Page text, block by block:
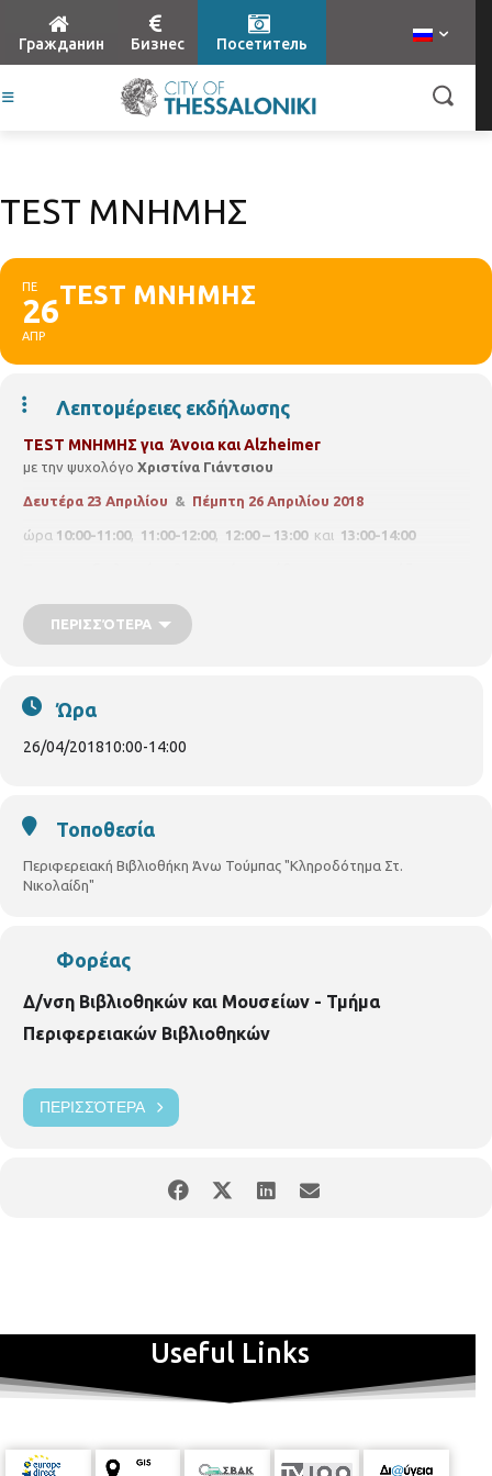
Гражданин Бизнес Посетитель
TEST ΜΝΗΜΗΣ
ΠΕ
26
ΑΠΡ
TEST ΜΝΗΜΗΣ
Λεπτομέρειες εκδήλωσης
TEST ΜΝΗΜΗΣ για Άνοια καιAlzheimer
με την ψυχολόγο Χριστίνα Γιάντσιου
Δευτέρα 23 Απριλίου & Πέμπτη 26 Απριλίου 2018
ώρα 10:00-11:00, 11:00-12:00, 12:00 – 13:00 και 13:00-14:00
συλλογιστική διαδικασία.
Για ενήλικεςάνω των 50 ετών
Λαμπράκη 187,
ΠΕΡΙΣΣΌΤΕΡΑ
Ώρα
26/04/201810:00-14:00
Τοποθεσία
Περιφερειακή Βιβλιοθήκη Άνω Τούμπας "Κληροδότημα Στ.
Νικολαίδη"
Φορέας
Δ/νση Βιβλιοθηκών και Μουσείων - Τμήμα
Περιφερειακών Βιβλιοθηκών
ΠΕΡΙΣΣΌΤΕΡΑ
Useful Links